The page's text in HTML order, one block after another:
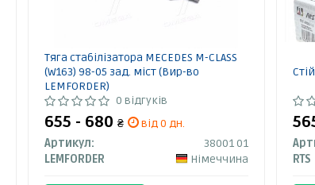
Тяга стабілізатора MECEDES M-CLASS
(W163) 98-05 зад. міст (Вир-во
LEMFORDER)
0 відгуків
655 - 680 ₴
від 0 дн.
Артикул:
38001 01
LEMFORDER
Німеччина
RTS